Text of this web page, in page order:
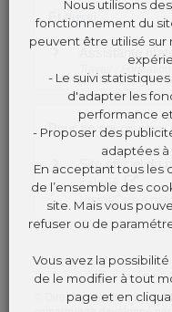
Et aussi
Assistante
Travail - Formation
Pour en savoir plus
Site officiel du
salarié
Urssaf Caisse
Direction de
Nous utilisons
fonctionnement du
peuvent être utilisé
- Le suivi
d'adapter les
performance
- Proposer des
adaptées
En acceptant tous les
de l’ensemble des
site. Mais vous
refuser ou de
Vous avez la
de le modifier à tout
page et en